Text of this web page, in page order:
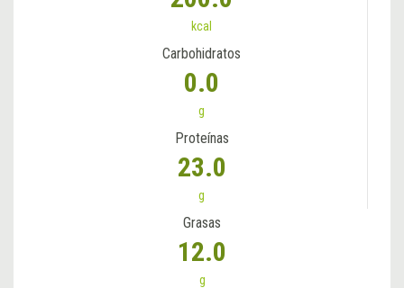
kcal
Carbohidratos
0.0
g
Proteínas
23.0
g
Grasas
12.0
g